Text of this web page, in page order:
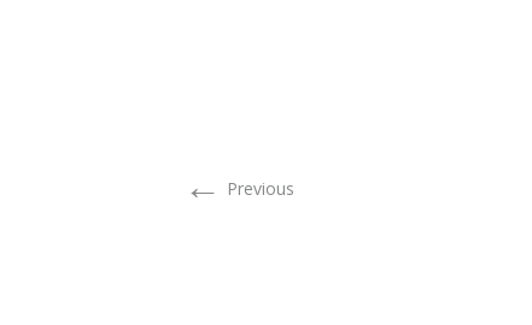
← Previous